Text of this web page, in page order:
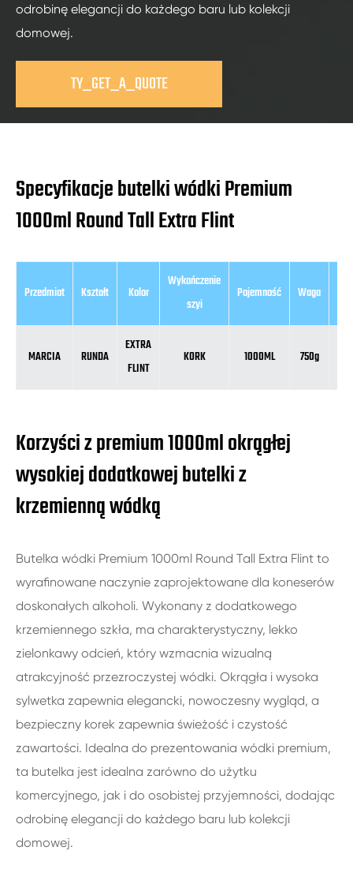
odrobinę elegancji do każdego baru lub kolekcji
domowej.
TY_GET_A_QUOTE
Specyfikacje butelki wódki Premium
1000ml Round Tall Extra Flint
Przedmiot Kształt Kolor
Wykończenie
szyi
Pojemność Waga
MARCIA RUNDA
EXTRA
FLINT
KORK 1000ML 750g
Korzyści z premium 1000ml okrągłej
wysokiej dodatkowej butelki z
krzemienną wódką
Butelka wódki Premium 1000ml Round Tall Extra Flint to
wyrafinowane naczynie zaprojektowane dla koneserów
doskonałych alkoholi. Wykonany z dodatkowego
krzemiennego szkła, ma charakterystyczny, lekko
zielonkawy odcień, który wzmacnia wizualną
atrakcyjność przezroczystej wódki. Okrągła i wysoka
sylwetka zapewnia elegancki, nowoczesny wygląd, a
bezpieczny korek zapewnia świeżość i czystość
zawartości. Idealna do prezentowania wódki premium,
ta butelka jest idealna zarówno do użytku
komercyjnego, jak i do osobistej przyjemności, dodając
odrobinę elegancji do każdego baru lub kolekcji
domowej.